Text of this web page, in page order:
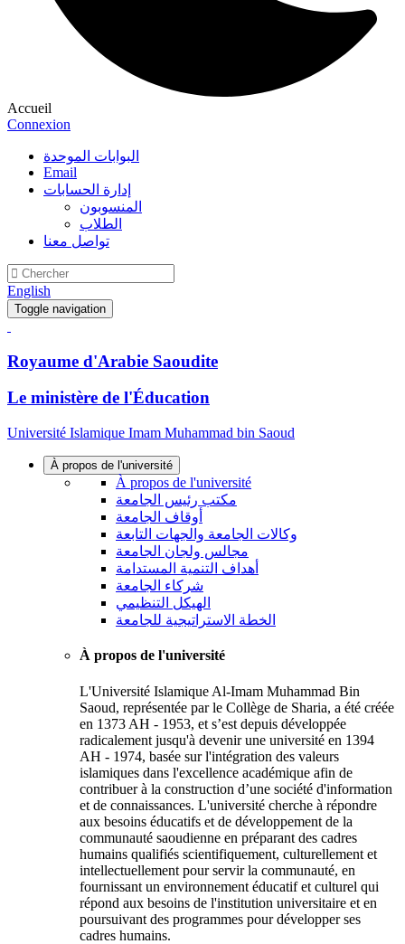
Accueil
Connexion
البوابات الموحدة
Email
إدارة الحسابات
المنسوبون
الطلاب
تواصل معنا
English
Toggle navigation
Royaume d'Arabie Saoudite
Le ministère de l'Éducation
Université Islamique Imam Muhammad bin Saoud
À propos de l'université
À propos de l'université
مكتب رئيس الجامعة
أوقاف الجامعة
وكالات الجامعة والجهات التابعة
مجالس ولجان الجامعة
أهداف التنمية المستدامة
شركاء الجامعة
الهيكل التنظيمي
الخطة الاستراتيجية للجامعة
À propos de l'université
L'Université Islamique Al-Imam Muhammad Bin
Saoud, représentée par le Collège de Sharia, a été créée
en 1373 AH - 1953, et s’est depuis développée
radicalement jusqu'à devenir une université en 1394
AH - 1974, basée sur l'intégration des valeurs
islamiques dans l'excellence académique afin de
contribuer à la construction d’une société d'information
et de connaissances. L'université cherche à répondre
aux besoins éducatifs et de développement de la
communauté saoudienne en préparant des cadres
humains qualifiés scientifiquement, culturellement et
intellectuellement pour servir la communauté, en
fournissant un environnement éducatif et culturel qui
répond aux besoins de l'institution universitaire et en
poursuivant des programmes pour développer ses
cadres humains.